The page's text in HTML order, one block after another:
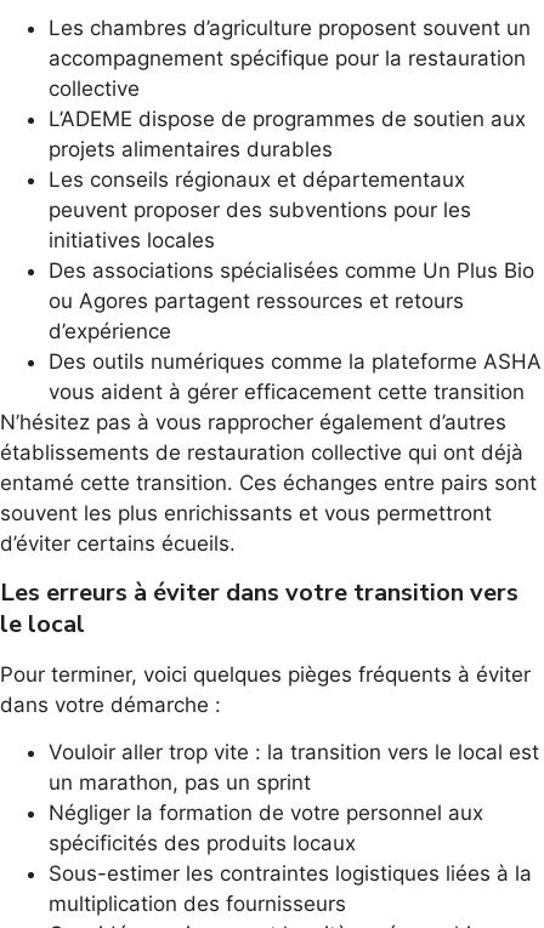
Les chambres d’agriculture proposent souvent un
accompagnement spécifique pour la restauration
collective
L’ADEME dispose de programmes de soutien aux
projets alimentaires durables
Les conseils régionaux et départementaux
peuvent proposer des subventions pour les
initiatives locales
Des associations spécialisées comme Un Plus Bio
ou Agores partagent ressources et retours
d’expérience
Des outils numériques comme la plateforme ASHA
vous aident à gérer efficacement cette transition
N’hésitez pas à vous rapprocher également d’autres
établissements de restauration collective qui ont déjà
entamé cette transition. Ces échanges entre pairs sont
souvent les plus enrichissants et vous permettront
d’éviter certains écueils.
Les erreurs à éviter dans votre transition vers
le local
Pour terminer, voici quelques pièges fréquents à éviter
dans votre démarche :
Vouloir aller trop vite : la transition vers le local est
un marathon, pas un sprint
Négliger la formation de votre personnel aux
spécificités des produits locaux
Sous-estimer les contraintes logistiques liées à la
multiplication des fournisseurs